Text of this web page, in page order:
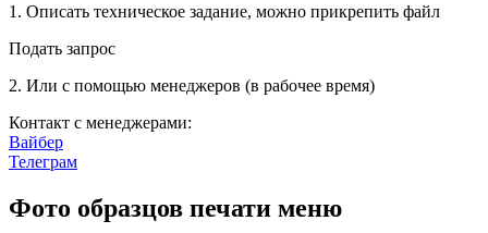
1. Описать техническое задание, можно прикрепить файл
Подать запрос
2. Или с помощью менеджеров (в рабочее время)
Контакт с менеджерами:
Вайбер
Телеграм
Фото образцов печати меню